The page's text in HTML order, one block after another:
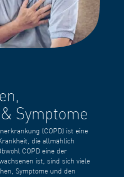
Symptome
(COPD) ist eine
die allmählich
COPD eine der
ist, sind sich viele
Symptome und den